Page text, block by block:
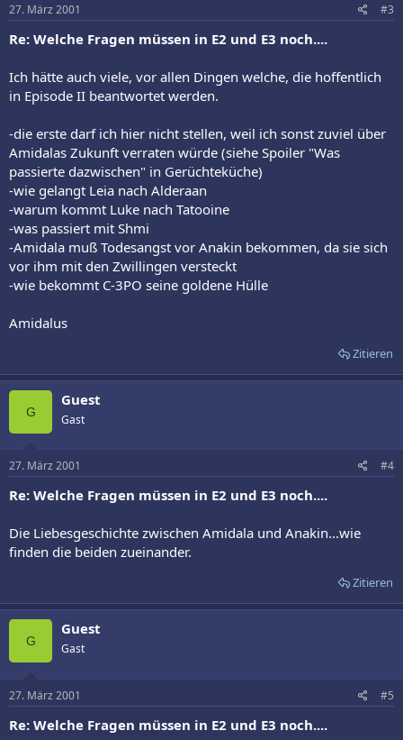
27. März 2001 #3
Re: Welche Fragen müssen in E2 und E3 noch....
Ich hätte auch viele, vor allen Dingen welche, die hoffentlich
in Episode II beantwortet werden.
-die erste darf ich hier nicht stellen, weil ich sonst zuviel über
Amidalas Zukunft verraten würde (siehe Spoiler "Was
passierte dazwischen" in Gerüchteküche)
-wie gelangt Leia nach Alderaan
-warum kommt Luke nach Tatooine
-was passiert mit Shmi
-Amidala muß Todesangst vor Anakin bekommen, da sie sich
vor ihm mit den Zwillingen versteckt
-wie bekommt C-3PO seine goldene Hülle
Amidalus
Zitieren
G
Guest
Gast
27. März 2001 #4
Re: Welche Fragen müssen in E2 und E3 noch....
Die Liebesgeschichte zwischen Amidala und Anakin...wie
finden die beiden zueinander.
Zitieren
G
Guest
Gast
27. März 2001 #5
Re: Welche Fragen müssen in E2 und E3 noch....